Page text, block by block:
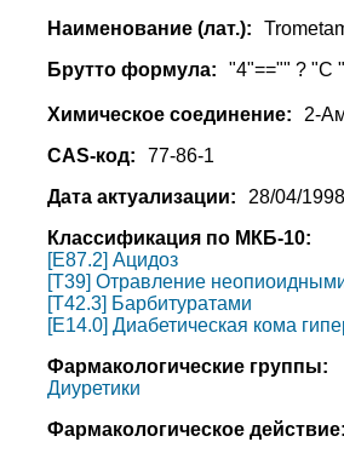
Наименование (лат.):
Брутто формула:
"4"=="" ? "C
Химическое соединение:
2-
CAS-код:
77-86-1
Дата актуализации:
28/04/1998
Классификация по МКБ-10:
[E87.2] Ацидоз
[T39] Отравление
[T42.3] Барбитуратами
[E14.0] Диабетическая кома
Фармакологические группы:
Диуретики
Фармакологическое действие: